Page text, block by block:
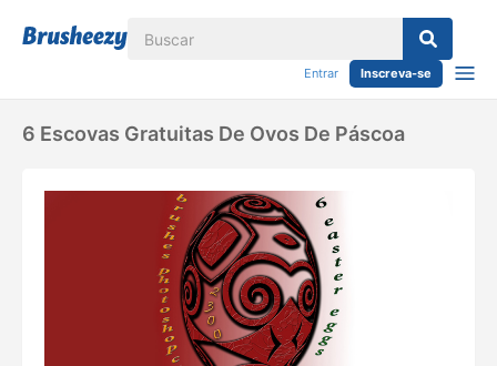
Entrar Inscreva-se
6 Escovas Gratuitas De Ovos De Páscoa